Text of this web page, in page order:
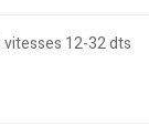
vitesses 12-32 dts